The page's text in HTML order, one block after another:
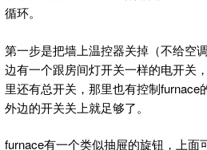
循环。
第一步是把墙上温控器关掉（不给空
边有一个跟房间灯开关一样的电开关
里还有总开关，那里也有控制furnace
外边的开关关上就足够了。
furnace有一个类似抽屉的旋钮，上面